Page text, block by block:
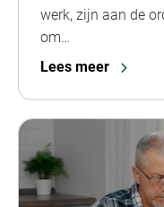
werk, zijn aan de
om…
Lees meer